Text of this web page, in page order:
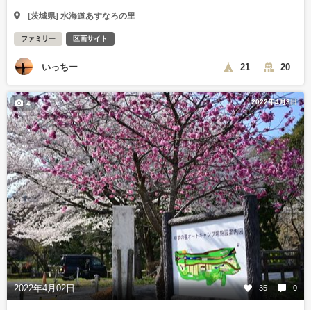
[茨城県] 水海道あすなろの里
ファミリー 区画サイト
いっちー 21 20
2022年4月3日
2022年4月02日 35 0
4